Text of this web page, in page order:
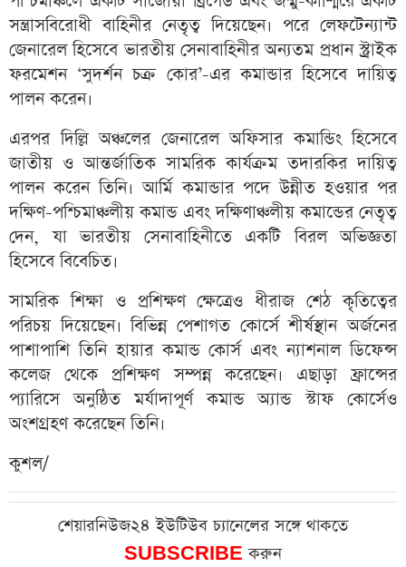
সন্ত্রাসবিরোধী বাহিনীর নেতৃত্ব দিয়েছেন। পরে লেফটেন্যান্ট
জেনারেল হিসেবে ভারতীয় সেনাবাহিনীর অন্যতম প্রধান স্ট্রাইক
ফরমেশন ‘সুদর্শন চক্র কোর’-এর কমান্ডার হিসেবে দায়িত্ব
পালন করেন।
এরপর দিল্লি অঞ্চলের জেনারেল অফিসার কমান্ডিং হিসেবে
জাতীয় ও আন্তর্জাতিক সামরিক কার্যক্রম তদারকির দায়িত্ব
পালন করেন তিনি। আর্মি কমান্ডার পদে উন্নীত হওয়ার পর
দক্ষিণ-পশ্চিমাঞ্চলীয় কমান্ড এবং দক্ষিণাঞ্চলীয় কমান্ডের নেতৃত্ব
দেন, যা ভারতীয় সেনাবাহিনীতে একটি বিরল অভিজ্ঞতা
হিসেবে বিবেচিত।
সামরিক শিক্ষা ও প্রশিক্ষণ ক্ষেত্রেও ধীরাজ শেঠ কৃতিত্বের
পরিচয় দিয়েছেন। বিভিন্ন পেশাগত কোর্সে শীর্ষস্থান অর্জনের
পাশাপাশি তিনি হায়ার কমান্ড কোর্স এবং ন্যাশনাল ডিফেন্স
কলেজ থেকে প্রশিক্ষণ সম্পন্ন করেছেন। এছাড়া ফ্রান্সের
প্যারিসে অনুষ্ঠিত মর্যাদাপূর্ণ কমান্ড অ্যান্ড স্টাফ কোর্সেও
অংশগ্রহণ করেছেন তিনি।
কুশল/
শেয়ারনিউজ২৪ ইউটিউব চ্যানেলের সঙ্গে থাকতে
SUBSCRIBEকরুন